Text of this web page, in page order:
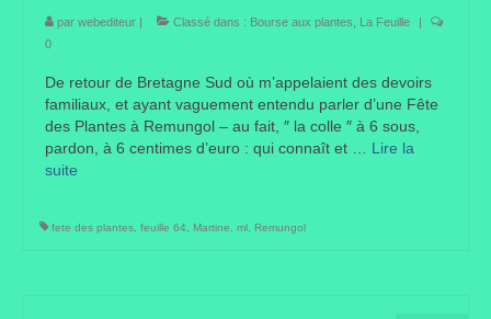
par webediteur | Classé dans : Bourse aux plantes La Feuille
|
0
De retour de Bretagne Sud où m’appelaient des devoirs
familiaux, et ayant vaguement entendu parler d’une Fête
des Plantes à Remungol – au fait, ″ la colle ″ à 6 sous,
pardon, à 6 centimes d’euro : qui connaît et … Lire la
suite­­
fete des plantes feuille 64 Martine ml Remungol